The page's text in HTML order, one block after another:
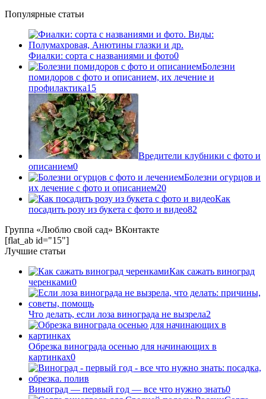
Популярные статьи
Фиалки: сорта с названиями и фото0
Болезни
помидоров с фото и описанием, их лечение и
профилактика15
Вредители клубники с фото и
описанием0
Болезни огурцов и
их лечение с фото и описанием20
Как
посадить розу из букета с фото и видео82
Группа «Люблю свой сад» ВКонтакте
[flat_ab id="15"]
Лучшие статьи
Как сажать виноград
черенками0
Что делать, если лоза винограда не вызрела2
Обрезка винограда осенью для начинающих в
картинках0
Виноград — первый год — все что нужно знать0